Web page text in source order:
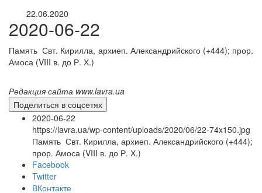
22.06.2020
2020-06-22
Память Свт. Кирилла, архиеп. Александрийского (+444); прор.
Амоса (VIII в. до Р. Х.)
Редакция сайта www.lavra.ua
Поделиться в соцсетях
2020-06-22
https://lavra.ua/wp-content/uploads/2020/06/22-74x150.jpg
Память Свт. Кирилла, архиеп. Александрийского (+444);
прор. Амоса (VIII в. до Р. Х.)
Facebook
Twitter
ВКонтакте